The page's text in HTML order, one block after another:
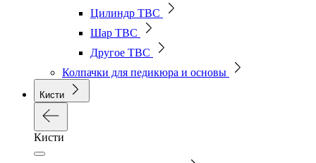
Цилиндр ТВС
Шар ТВС
Другое ТВС
Колпачки для педикюра и основы
Кисти
Кисти